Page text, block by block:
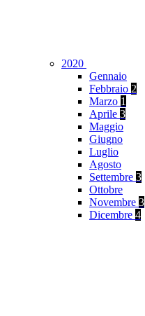
2020
Gennaio
Febbraio 2
Marzo 1
Aprile 3
Maggio
Giugno
Luglio
Agosto
Settembre 3
Ottobre
Novembre 3
Dicembre 4